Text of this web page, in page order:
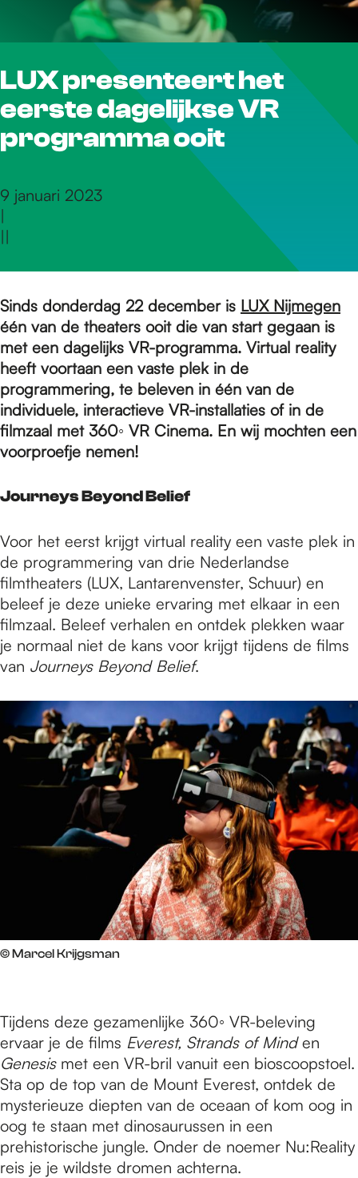
r
d
e
o
m
e
p
a
g
e
LUX presenteert het
eerste dagelijkse VR
programma ooit
9 januari 2023
|
||
Sinds donderdag 22 december is LUX Nijmegen
één van de theaters ooit die van start gegaan is
met een dagelijks VR-programma. Virtual reality
heeft voortaan een vaste plek in de
programmering, te beleven in één van de
individuele, interactieve VR-installaties of in de
filmzaal met 360◦ VR Cinema. En wij mochten een
voorproefje nemen!
Journeys Beyond Belief
Voor het eerst krijgt virtual reality een vaste plek in
de programmering van drie Nederlandse
filmtheaters (LUX, Lantarenvenster, Schuur) en
beleef je deze unieke ervaring met elkaar in een
filmzaal. Beleef verhalen en ontdek plekken waar
je normaal niet de kans voor krijgt tijdens de films
van Journeys Beyond Belief.
© Marcel Krijgsman
Tijdens deze gezamenlijke 360◦ VR-beleving
ervaar je de films Everest, Strands of Minden
Genesismet een VR-bril vanuit een bioscoopstoel.
Sta op de top van de Mount Everest, ontdek de
mysterieuze diepten van de oceaan of kom oog in
oog te staan met dinosaurussen in een
prehistorische jungle. Onder de noemer Nu:Reality
reis je je wildste dromen achterna.